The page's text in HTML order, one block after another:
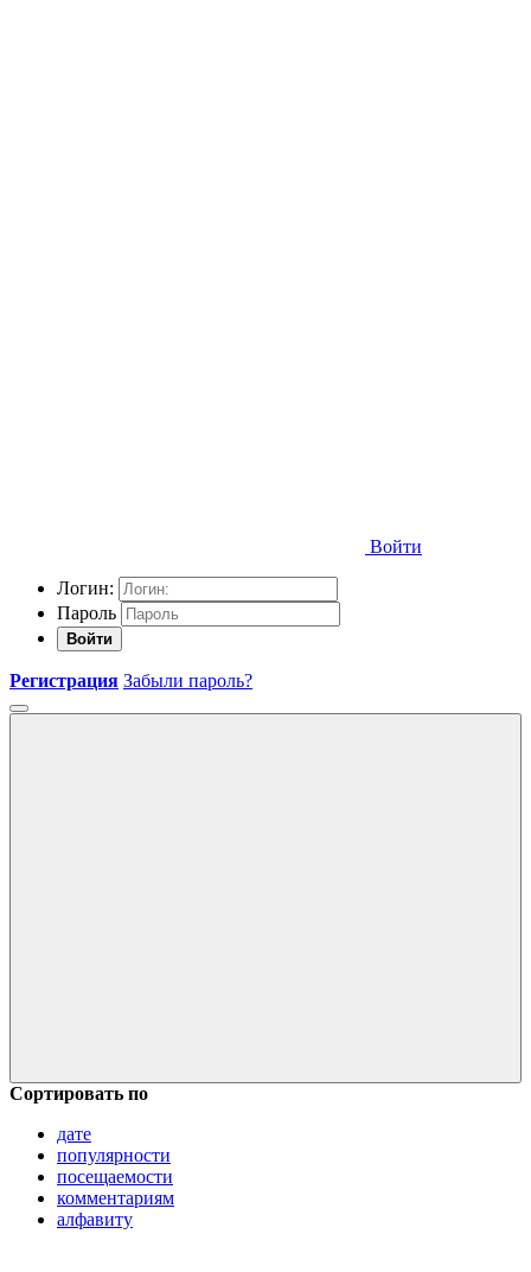
Войти
Логин:
Пароль
Войти
Регистрация Забыли пароль?
Сортировать по
дате
популярности
посещаемости
комментариям
алфавиту